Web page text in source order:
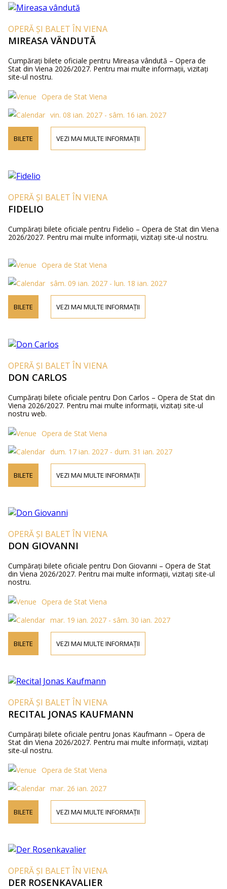
OPERĂ ȘI BALET ÎN VIENA
MIREASA VÂNDUTĂ
Cumpărați bilete oficiale pentru Mireasa vândută – Opera de
Stat din Viena 2026/2027. Pentru mai multe informații, vizitați
site-ul nostru.
Opera de Stat Viena
vin. 08 ian. 2027 - sâm. 16 ian. 2027
BILETE VEZI MAI MULTE INFORMAȚII
OPERĂ ȘI BALET ÎN VIENA
FIDELIO
Cumpărați bilete oficiale pentru Fidelio – Opera de Stat din Viena
2026/2027. Pentru mai multe informații, vizitați site-ul nostru.
Opera de Stat Viena
sâm. 09 ian. 2027 - lun. 18 ian. 2027
BILETE VEZI MAI MULTE INFORMAȚII
OPERĂ ȘI BALET ÎN VIENA
DON CARLOS
Cumpărați bilete oficiale pentru Don Carlos – Opera de Stat din
Viena 2026/2027. Pentru mai multe informații, vizitați site-ul
nostru web.
Opera de Stat Viena
dum. 17 ian. 2027 - dum. 31 ian. 2027
BILETE VEZI MAI MULTE INFORMAȚII
OPERĂ ȘI BALET ÎN VIENA
DON GIOVANNI
Cumpărați bilete oficiale pentru Don Giovanni – Opera de Stat
din Viena 2026/2027. Pentru mai multe informații, vizitați site-ul
nostru.
Opera de Stat Viena
mar. 19 ian. 2027 - sâm. 30 ian. 2027
BILETE VEZI MAI MULTE INFORMAȚII
OPERĂ ȘI BALET ÎN VIENA
RECITAL JONAS KAUFMANN
Cumpărați bilete oficiale pentru Jonas Kaufmann – Opera de
Stat din Viena 2026/2027. Pentru mai multe informații, vizitați
site-ul nostru.
Opera de Stat Viena
mar. 26 ian. 2027
BILETE VEZI MAI MULTE INFORMAȚII
OPERĂ ȘI BALET ÎN VIENA
DER ROSENKAVALIER